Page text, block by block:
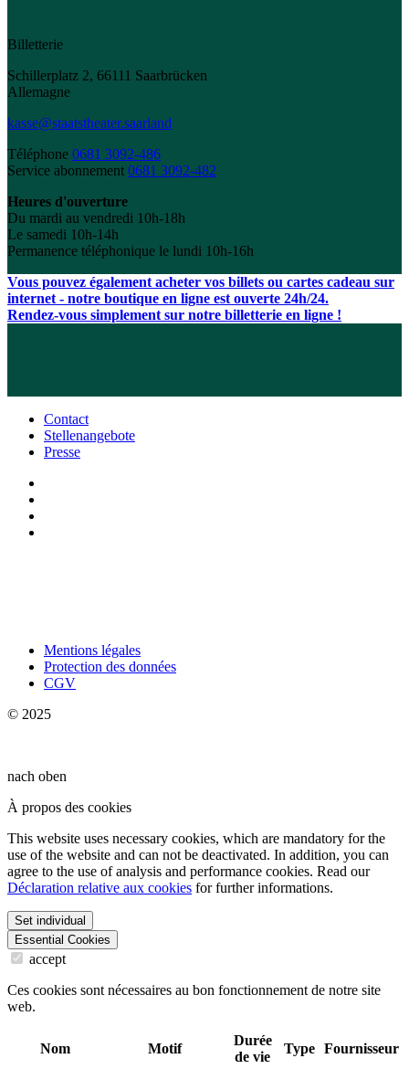
Billetterie
Schillerplatz 2, 66111 Saarbrücken
Allemagne
kasse@staatstheater.saarland
Téléphone 0681 3092-486
Service abonnement 0681 3092-482
Heures d'ouverture
Du mardi au vendredi 10h-18h
Le samedi 10h-14h
Permanence téléphonique le lundi 10h-16h
Vous pouvez également acheter vos billets ou cartes cadeau sur
internet - notre boutique en ligne est ouverte 24h/24.
Rendez-vous simplement sur notre billetterie en ligne !
Contact
Stellenangebote
Presse
Mentions légales
Protection des données
CGV
© 2025
nach oben
À propos des cookies
This website uses necessary cookies, which are mandatory for the
use of the website and can not be deactivated. In addition, you can
agree to the use of analysis and performance cookies. Read our
Déclaration relative aux cookies for further informations.
Set individual
Essential Cookies
accept
Ces cookies sont nécessaires au bon fonctionnement de notre site
web.
Nom Motif
Durée
de vie
Type Fournisseur